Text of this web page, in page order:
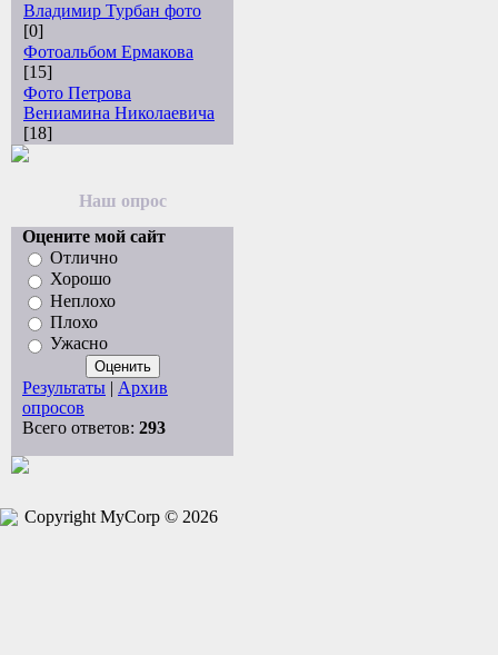
Владимир Турбан фото
[0]
Фотоальбом Ермакова
[15]
Фото Петрова
Вениамина Николаевича
[18]
Наш опрос
Оцените мой сайт
Отлично
Хорошо
Неплохо
Плохо
Ужасно
Результаты | Архив
опросов
Всего ответов: 293
Copyright MyCorp © 2026